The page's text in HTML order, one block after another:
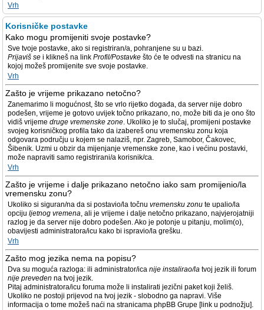
Vrh
Korisničke postavke
Kako mogu promijeniti svoje postavke?
Sve tvoje postavke, ako si registriran/a, pohranjene su u bazi.
Prijaviš se i klikneš na link Profil/Postavke što će te odvesti na stranicu na
kojoj možeš promijenite sve svoje postavke.
Vrh
Zašto je vrijeme prikazano netočno?
Zanemarimo li mogućnost, što se vrlo rijetko događa, da server nije dobro
podešen, vrijeme je gotovo uvijek točno prikazano, no, može biti da je ono što
vidiš vrijeme druge vremenske zone. Ukoliko je to slučaj, promijeni postavke
svojeg korisničkog profila tako da izabereš onu vremensku zonu koja
odgovara području u kojem se nalaziš, npr. Zagreb, Samobor, Čakovec,
Šibenik. Uzmi u obzir da mijenjanje vremenske zone, kao i većinu postavki,
može napraviti samo registrirani/a korisnik/ca.
Vrh
Zašto je vrijeme i dalje prikazano netočno iako sam promijenio/la
vremensku zonu?
Ukoliko si siguran/na da si postavio/la točnu vremensku zonu te upalio/la
opciju ljetnog vremena, ali je vrijeme i dalje netočno prikazano, najvjerojatniji
razlog je da server nije dobro podešen. Ako je potonje u pitanju, molim(o),
obavijesti administratora/icu kako bi ispravio/la grešku.
Vrh
Zašto mog jezika nema na popisu?
Dva su moguća razloga: ili administrator/ica nije instalirao/la tvoj jezik ili forum
nije preveden na tvoj jezik.
Pitaj administratora/icu foruma može li instalirati jezični paket koji želiš.
Ukoliko ne postoji prijevod na tvoj jezik - slobodno ga napravi. Više
informacija o tome možeš naći na stranicama phpBB Grupe [link u podnožju].